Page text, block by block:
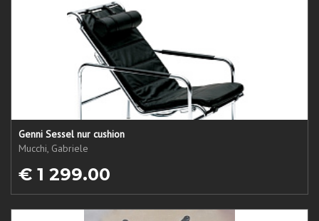
Genni Sessel nur cushion
Mucchi, Gabriele
€ 1 299.00